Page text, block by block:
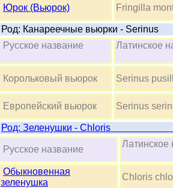
Юрок (Вьюрок) Fringilla
Род: Канареечные вьюрки - Serinus
Русское название
Корольковый вьюрок Serinus
Европейский вьюрок Serinus
Род:
Русское название
Обыкновенная
зеленушка
Chloris